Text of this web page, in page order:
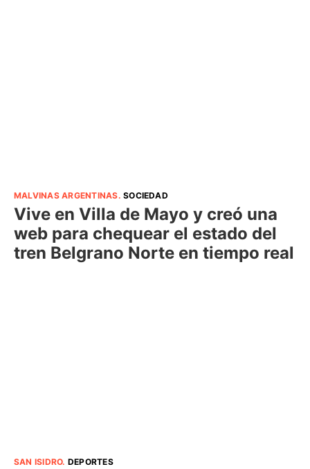
MALVINAS ARGENTINAS.SOCIEDAD
Vive en Villa de Mayo y creó una
web para chequear el estado del
tren Belgrano Norte en tiempo real
SAN ISIDRO. DEPORTES